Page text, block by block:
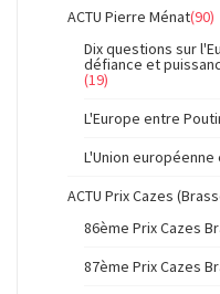
ACTU Pierre Ménat(90)
Dix questions sur
défiance et
(19)
L'Europe entre
L'Union
ACTU Prix Cazes
86ème Prix Cazes
87ème Prix Cazes